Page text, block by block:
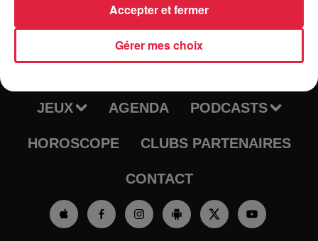
RADIO
JEUX AGENDA PODCASTS
HOROSCOPE CLUBS PARTENAIRES
CONTACT
Gérer mes choix
Accepter et fermer